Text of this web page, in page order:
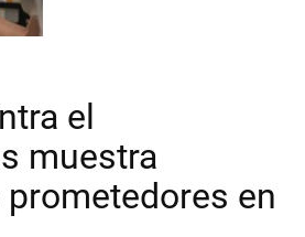
el
muestra
en